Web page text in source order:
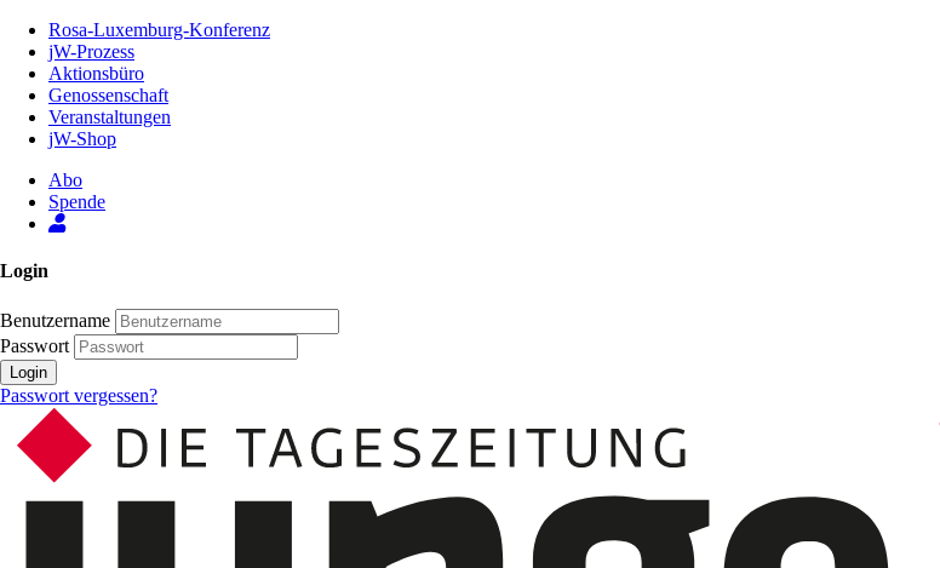
Inhalt
Seite
Rosa-Luxemburg-Konferenz
jW-Prozess
Aktionsbüro
Genossenschaft
Veranstaltungen
jW-Shop
Abo
Spende
Login
Benutzername
Passwort
Login
Passwort vergessen?